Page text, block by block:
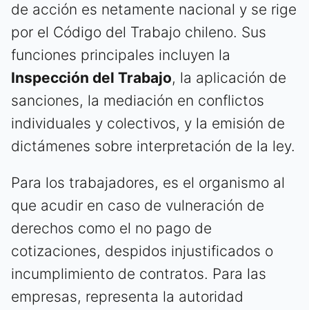
de acción es netamente nacional y se rige
por el Código del Trabajo chileno. Sus
funciones principales incluyen la
Inspección del Trabajo, la aplicación de
sanciones, la mediación en conflictos
individuales y colectivos, y la emisión de
dictámenes sobre interpretación de la ley.
Para los trabajadores, es el organismo al
que acudir en caso de vulneración de
derechos como el no pago de
cotizaciones, despidos injustificados o
incumplimiento de contratos. Para las
empresas, representa la autoridad